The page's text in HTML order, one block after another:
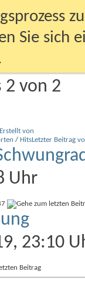
Sie sich
2 von 2
Erstellt von
/ HitsLetzter Beitrag
Uhr
23:10